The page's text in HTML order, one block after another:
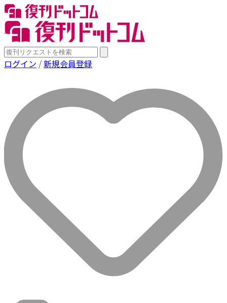
ログイン /新規会員登録